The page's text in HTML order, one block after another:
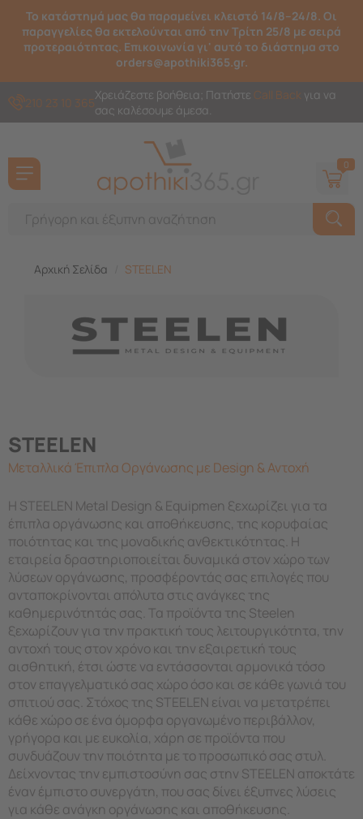
Το κατάστημά μας θα παραμείνει κλειστό 14/8–24/8. Οι
παραγγελίες θα εκτελούνται από την Τρίτη 25/8 με σειρά
προτεραιότητας. Επικοινωνία γι' αυτό το διάστημα στο
orders@apothiki365.gr.
210 23 10 365Χρειάζεστε βοήθεια; Πατήστε Call Back για να
σας καλέσουμε άμεσα.
0
Αρχική Σελίδα STEELEN
STEELEN
Μεταλλικά Έπιπλα Οργάνωσης με Design & Αντοχή
Η STEELEN Metal Design & Equipmen ξεχωρίζει για τα
έπιπλα οργάνωσης και αποθήκευσης, της κορυφαίας
ποιότητας και της μοναδικής ανθεκτικότητας. Η
εταιρεία δραστηριοποιείται δυναμικά στον χώρο των
λύσεων οργάνωσης, προσφέροντάς σας επιλογές που
ανταποκρίνονται απόλυτα στις ανάγκες της
καθημερινότητάς σας. Τα προϊόντα της Steelen
ξεχωρίζουν για την πρακτική τους λειτουργικότητα, την
αντοχή τους στον χρόνο και την εξαιρετική τους
αισθητική, έτσι ώστε να εντάσσονται αρμονικά τόσο
στον επαγγελματικό σας χώρο όσο και σε κάθε γωνιά του
σπιτιού σας. Στόχος της STEELEN είναι να μετατρέπει
κάθε χώρο σε ένα όμορφα οργανωμένο περιβάλλον,
γρήγορα και με ευκολία, χάρη σε προϊόντα που
συνδυάζουν την ποιότητα με το προσωπικό σας στυλ.
Δείχνοντας την εμπιστοσύνη σας στην STEELEN αποκτάτε
έναν έμπιστο συνεργάτη, που σας δίνει έξυπνες λύσεις
για κάθε ανάγκη οργάνωσης και αποθήκευσης.